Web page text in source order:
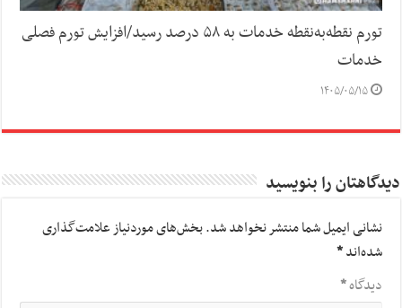
تورم نقطه‌به‌نقطه خدمات به ۵۸ درصد رسید/افزایش تورم فصلی
خدمات
۱۴۰۵/۰۵/۱۵
دیدگاهتان را بنویسید
نشانی ایمیل شما منتشر نخواهد شد.بخش‌های موردنیاز علامت‌گذاری
شده‌اند*
دیدگاه*